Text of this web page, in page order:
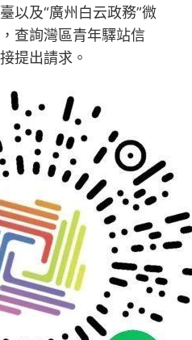
以及“廣州白云政務”微
查詢灣區青年驛站信
提出請求。